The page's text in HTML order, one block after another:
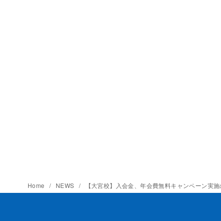
Home NEWS 【大宮校】入会金、年会費無料キャンペーン実